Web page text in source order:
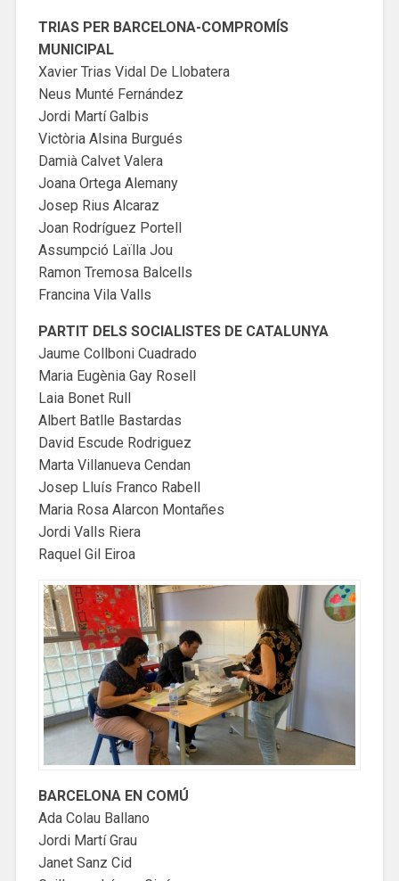
TRIAS PER BARCELONA-COMPROMÍS
MUNICIPAL
Xavier Trias Vidal De Llobatera
Neus Munté Fernández
Jordi Martí Galbis
Victòria Alsina Burgués
Damià Calvet Valera
Joana Ortega Alemany
Josep Rius Alcaraz
Joan Rodríguez Portell
Assumpció Laïlla Jou
Ramon Tremosa Balcells
Francina Vila Valls
PARTIT DELS SOCIALISTES DE CATALUNYA
Jaume Collboni Cuadrado
Maria Eugènia Gay Rosell
Laia Bonet Rull
Albert Batlle Bastardas
David Escude Rodriguez
Marta Villanueva Cendan
Josep Lluís Franco Rabell
Maria Rosa Alarcon Montañes
Jordi Valls Riera
Raquel Gil Eiroa
BARCELONA EN COMÚ
Ada Colau Ballano
Jordi Martí Grau
Janet Sanz Cid